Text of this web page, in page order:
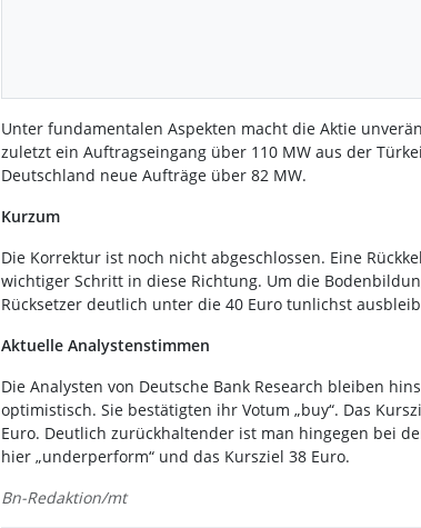
Unter fundamentalen Aspekten macht die Aktie
zuletzt ein Auftragseingang über 110 MW aus der
Deutschland neue Aufträge über 82 MW.
Kurzum
Die Korrektur ist noch nicht abgeschlossen. Eine
wichtiger Schritt in diese Richtung. Um die
Rücksetzer deutlich unter die 40 Euro tunlichst
Aktuelle Analystenstimmen
Die Analysten von Deutsche Bank Research bleiben
optimistisch. Sie bestätigten ihr Votum „buy“. Das
Euro. Deutlich zurückhaltender ist man hingegen bei
hier „underperform“ und das Kursziel 38 Euro.
Bn-Redaktion/mt